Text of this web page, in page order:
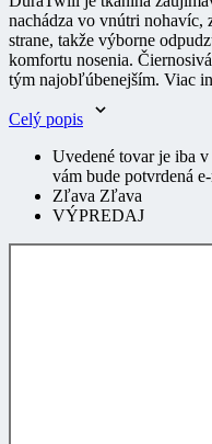
komfortu nosenia.
tým najobľúbenejším. Viac
Celý popis
Uvedené tovar je iba v
Zľava Zľava
VÝPREDAJ